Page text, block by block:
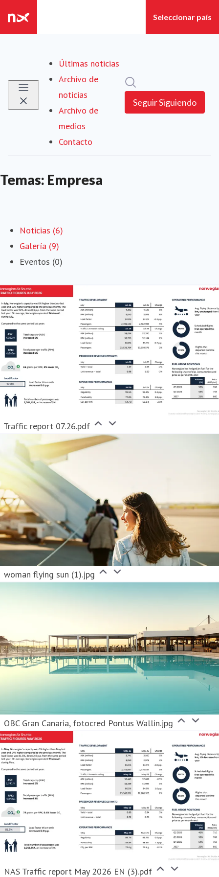
Últimas noticias
Archivo de
noticias
Archivo de
medios
Contacto
SeguirSiguiendo
Temas: Empresa
Noticias (6)
Galería (9)
Eventos (0)
Traffic report 07.26.pdf
woman flying sun (1).jpg
OBC Gran Canaria, fotocred Pontus Wallin.jpg
NAS Traffic report May 2026 EN (3).pdf